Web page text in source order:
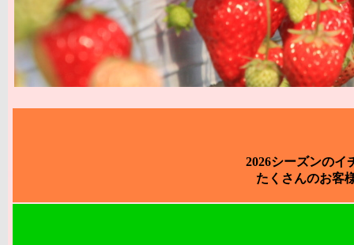
2026シーズンのイ
たくさんのお客